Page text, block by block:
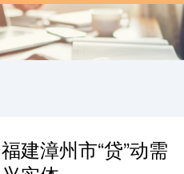
建漳州市“贷”动需